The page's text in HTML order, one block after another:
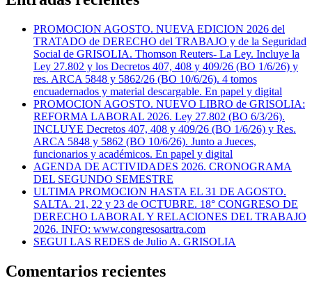
PROMOCION AGOSTO. NUEVA EDICION 2026 del
TRATADO de DERECHO del TRABAJO y de la Seguridad
Social de GRISOLIA. Thomson Reuters- La Ley. Incluye la
Ley 27.802 y los Decretos 407, 408 y 409/26 (BO 1/6/26) y
res. ARCA 5848 y 5862/26 (BO 10/6/26). 4 tomos
encuadernados y material descargable. En papel y digital
PROMOCION AGOSTO. NUEVO LIBRO de GRISOLIA:
REFORMA LABORAL 2026. Ley 27.802 (BO 6/3/26).
INCLUYE Decretos 407, 408 y 409/26 (BO 1/6/26) y Res.
ARCA 5848 y 5862 (BO 10/6/26). Junto a Jueces,
funcionarios y académicos. En papel y digital
AGENDA DE ACTIVIDADES 2026. CRONOGRAMA
DEL SEGUNDO SEMESTRE
ULTIMA PROMOCION HASTA EL 31 DE AGOSTO.
SALTA. 21, 22 y 23 de OCTUBRE. 18° CONGRESO DE
DERECHO LABORAL Y RELACIONES DEL TRABAJO
2026. INFO: www.congresosartra.com
SEGUI LAS REDES de Julio A. GRISOLIA
Comentarios recientes